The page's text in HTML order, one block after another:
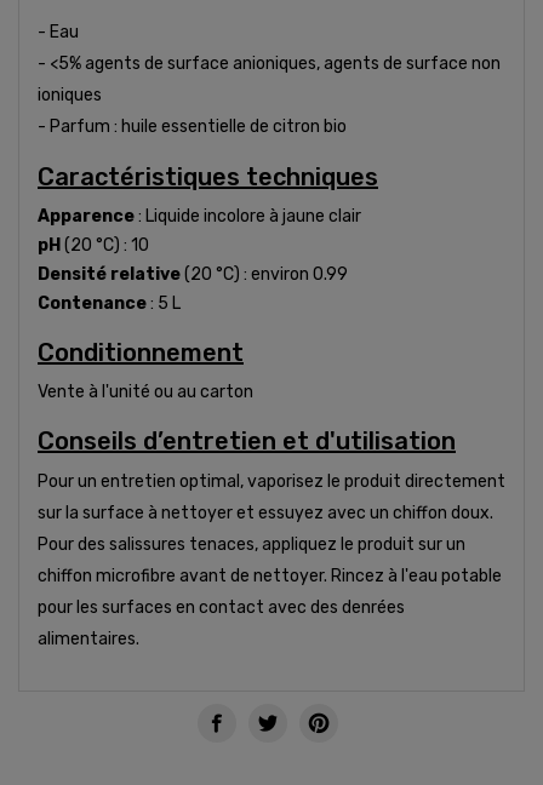
- Eau
- <5% agents de surface anioniques, agents de surface non
ioniques
- Parfum : huile essentielle de citron bio
Caractéristiques techniques
Apparence: Liquide incolore à jaune clair
pH (20 °C) : 10
Densité relative(20 °C) : environ 0.99
Contenance: 5 L
Conditionnement
Vente à l'unité ou au carton
Conseils d’entretien et d'utilisation
Pour un entretien optimal, vaporisez le produit directement
sur la surface à nettoyer et essuyez avec un chiffon doux.
Pour des salissures tenaces, appliquez le produit sur un
chiffon microfibre avant de nettoyer. Rincez à l'eau potable
pour les surfaces en contact avec des denrées
alimentaires.